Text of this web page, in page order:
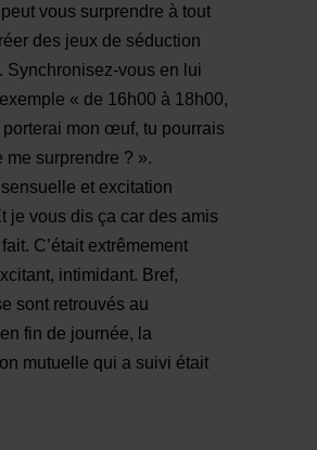
vous surprendre à tout
des jeux de séduction
Synchronisez-vous en lui
« de 16h00 à 18h00,
porterai mon œuf, tu pourrais
me surprendre ? ».
et excitation
je vous dis ça car des amis
C’était extrêmement
intimidant. Bref,
sont retrouvés au
fin de journée, la
mutuelle qui a suivi était